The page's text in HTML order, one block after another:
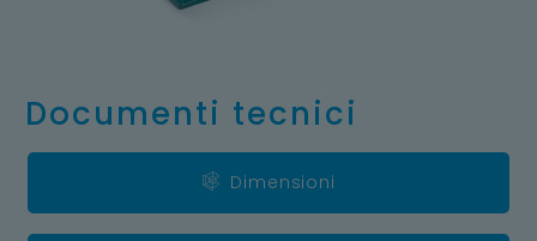
Documenti tecnici
Dimensioni